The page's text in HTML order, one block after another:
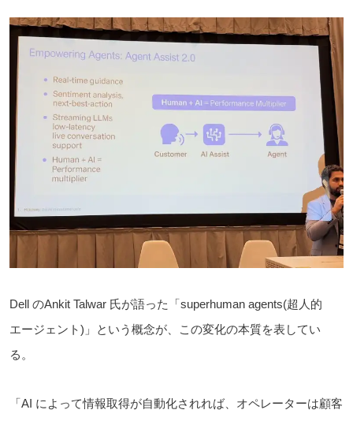
Dell のAnkit Talwar 氏が語った「superhuman agents(超人的
エージェント)」という概念が、この変化の本質を表してい
る。
「AI によって情報取得が自動化されれば、オペレーターは顧客